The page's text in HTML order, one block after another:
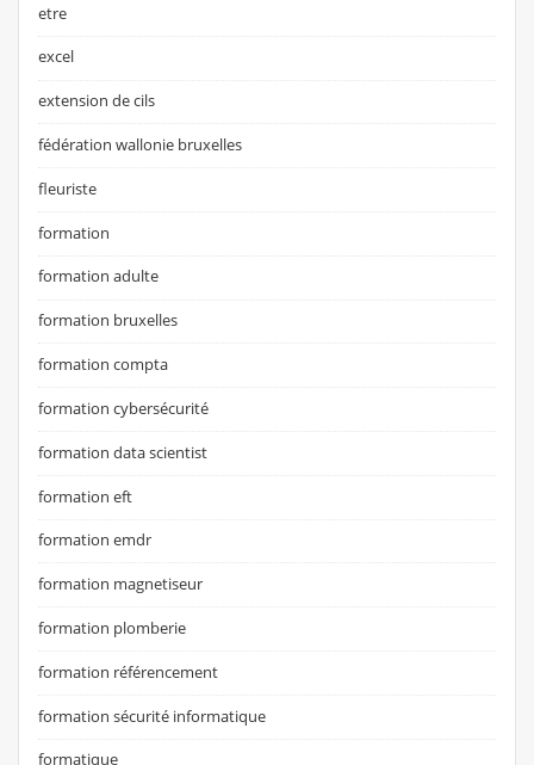
etre
excel
extension de cils
fédération wallonie bruxelles
fleuriste
formation
formation adulte
formation bruxelles
formation compta
formation cybersécurité
formation data scientist
formation eft
formation emdr
formation magnetiseur
formation plomberie
formation référencement
formation sécurité informatique
formatique